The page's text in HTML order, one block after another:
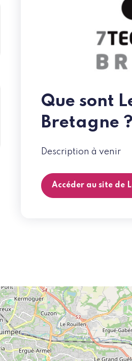
Que sont
Bretagne ?
Description à venir
Accéder au site de